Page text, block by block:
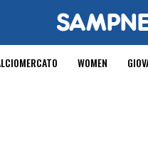
WOMEN